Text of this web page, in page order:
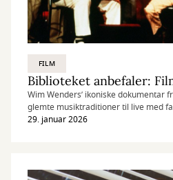
FILM
Wim Wenders’ ikoniske dokumentar
glemte musiktraditioner til live med
charme.
29. januar 2026